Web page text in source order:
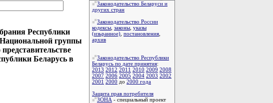
Республики
группы
Беларусь в
Законодательство Беларуси и
других стран
Законодательство России
кодексы законы указы
(изьранное) постановления
архив
Законодательство Республики
Беларусь по дате принятия:
2013 2012 2011 2010 2009 2008
2007 2006 2005 2004 2003 2002
2001 2000 до 2000 года
Защита прав потребителя
ЗОНА - специальный проект